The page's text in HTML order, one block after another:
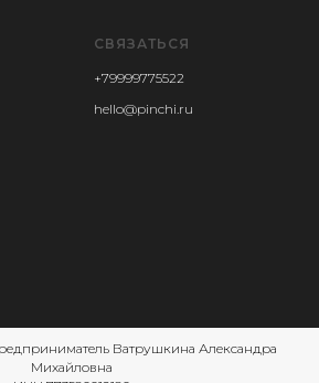
СВЯЗАТЬСЯ
+79999775522
hello@pinchi.ru
Ватрушкина Александра
Михайловна